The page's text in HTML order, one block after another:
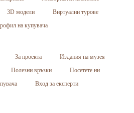
3D модели
Виртуални турове
на купувача
За проекта
Издания на музея
Полезни връзки
Посетете ни
Вход за експерти